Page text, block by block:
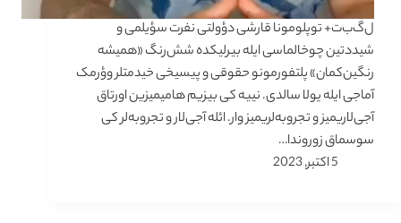
ل‌گ‌ب‌ت+ توپلومونا قارشی دؤولتی نفرت سؤیلمی و
شیددتین چوخالماسی ایله بیرلیکده شش‌رنگ «همیشه
رنگین‌کمان» پلتفورمونو حقوقی و پیسیخی خیدمتلر وؤرمک
آماجی ایله یولا سالدی. نییه کی بیزیم هامیمیزین اورتاق
آجی‌لاریمیز و تجروبه‌لریمیز وار. ائله آجی‌لار و تجروبه‌لر کی
سوسماق زوروندا…
5 اکتبر, 2023